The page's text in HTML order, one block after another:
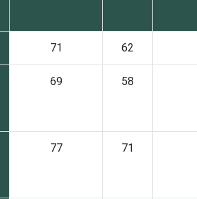
71 62
69 58
77 71